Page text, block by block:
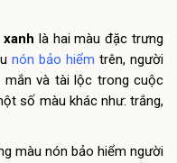
xanh là hai màu đặc trưng
nón bảo hiểm trên, người
mắn và tài lộc trong cuộc
số màu khác như: trắng,
màu nón bảo hiểm người